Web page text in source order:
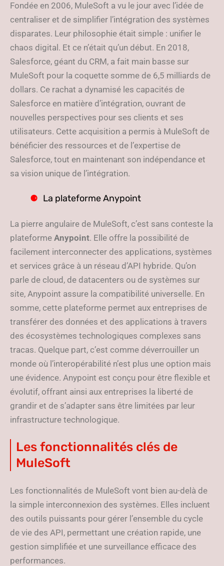
Fondée en 2006, MuleSoft a vu le jour avec l’idée de
centraliser et de simplifier l’intégration des systèmes
disparates. Leur philosophie était simple : unifier le
chaos digital. Et ce n’était qu’un début. En 2018,
Salesforce, géant du CRM, a fait main basse sur
MuleSoft pour la coquette somme de 6,5 milliards de
dollars. Ce rachat a dynamisé les capacités de
Salesforce en matière d’intégration, ouvrant de
nouvelles perspectives pour ses clients et ses
utilisateurs. Cette acquisition a permis à MuleSoft de
bénéficier des ressources et de l’expertise de
Salesforce, tout en maintenant son indépendance et
sa vision unique de l’intégration.
La plateforme Anypoint
La pierre angulaire de MuleSoft, c’est sans conteste la
plateforme Anypoint. Elle offre la possibilité de
facilement interconnecter des applications, systèmes
et services grâce à un réseau d’API hybride. Qu’on
parle de cloud, de datacenters ou de systèmes sur
site, Anypoint assure la compatibilité universelle. En
somme, cette plateforme permet aux entreprises de
transférer des données et des applications à travers
des écosystèmes technologiques complexes sans
tracas. Quelque part, c’est comme déverrouiller un
monde où l’interopérabilité n’est plus une option mais
une évidence. Anypoint est conçu pour être flexible et
évolutif, offrant ainsi aux entreprises la liberté de
grandir et de s’adapter sans être limitées par leur
infrastructure technologique.
Les fonctionnalités clés de
MuleSoft
Les fonctionnalités de MuleSoft vont bien au-delà de
la simple interconnexion des systèmes. Elles incluent
des outils puissants pour gérer l’ensemble du cycle
de vie des API, permettant une création rapide, une
gestion simplifiée et une surveillance efficace des
performances.